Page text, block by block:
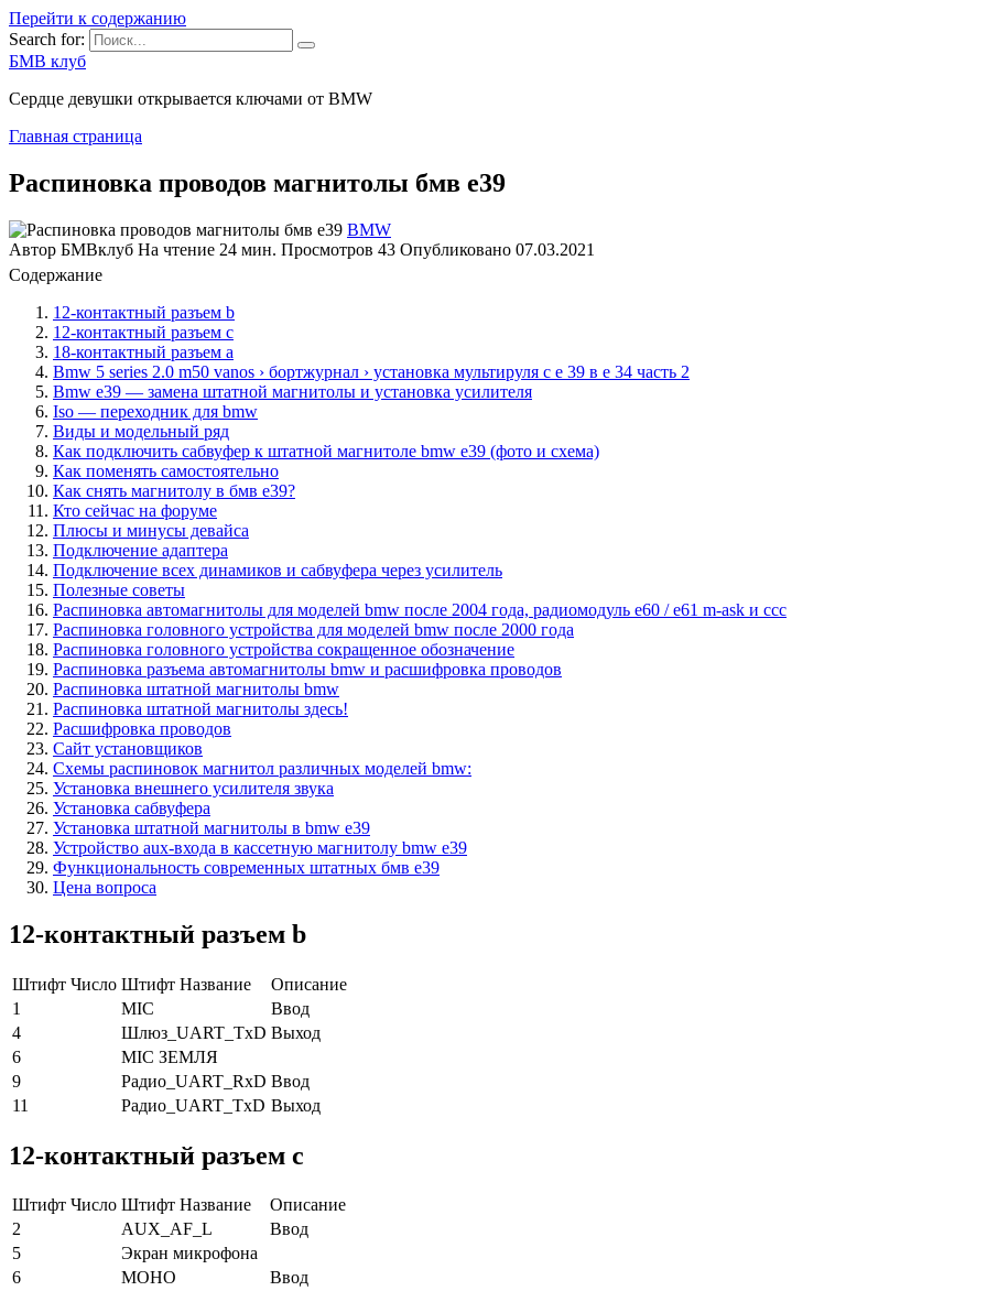
Перейти к содержанию
Search for:
БМВ клуб
Сердце девушки открывается ключами от BMW
Главная страница
Распиновка проводов магнитолы бмв е39
BMW
Автор БМВклуб На чтение 24 мин. Просмотров 43 Опубликовано 07.03.2021
Содержание
12-контактный разъем b
12-контактный разъем c
18-контактный разъем a
Bmw 5 series 2.0 m50 vanos › бортжурнал › установка мультируля с е 39 в е 34 часть 2
Bmw e39 — замена штатной магнитолы и установка усилителя
Iso — переходник для bmw
Виды и модельный ряд
Как подключить сабвуфер к штатной магнитоле bmw e39 (фото и схема)
Как поменять самостоятельно
Как снять магнитолу в бмв е39?
Кто сейчас на форуме
Плюсы и минусы девайса
Подключение адаптера
Подключение всех динамиков и сабвуфера через усилитель
Полезные советы
Распиновка автомагнитолы для моделей bmw после 2004 года, радиомодуль e60 / e61 m-ask и ccc
Распиновка головного устройства для моделей bmw после 2000 года
Распиновка головного устройства сокращенное обозначение
Распиновка разъема автомагнитолы bmw и расшифровка проводов
Распиновка штатной магнитолы bmw
Распиновка штатной магнитолы здесь!
Расшифровка проводов
Сайт установщиков
Схемы распиновок магнитол различных моделей bmw:
Установка внешнего усилителя звука
Установка сабвуфера
Установка штатной магнитолы в bmw e39
Устройство aux-входа в кассетную магнитолу bmw e39
Функциональность современных штатных бмв е39
Цена вопроса
12-контактный разъем b
Штифт Число Штифт Название
Описание
1
MIC
Ввод
4
Шлюз_UART_TxD Выход
6
MIC ЗЕМЛЯ
9
Радио_UART_RxD Ввод
11
Радио_UART_TxD Выход
12-контактный разъем c
Штифт Число Штифт Название
Описание
2
AUX_AF_L
Ввод
5
Экран микрофона
6
МОНО
Ввод